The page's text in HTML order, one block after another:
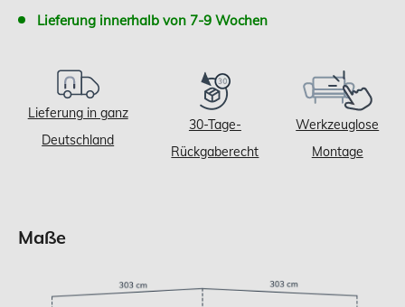
Lieferung innerhalb von 7-9 Wochen
Lieferung in ganz
Deutschland
30-Tage-
Rückgaberecht
Werkzeuglose
Montage
Maße